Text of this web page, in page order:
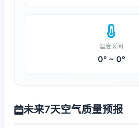
温度区间
0° ~ 0°
未来7天空气质量预报